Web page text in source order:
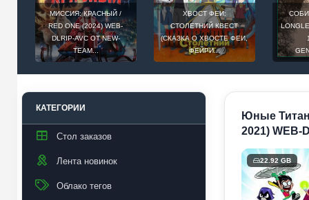
МИССИЯ: КРАСНЫЙ /
RED ONE (2024) WEB-
DLRIP-AVC ОТ NEW-
TEAM...
ХВОСТ ФЕИ:
СТОЛЕТНИЙ КВЕСТ
(СКАЗКА О ХВОСТЕ ФЕИ,
ФЕЙРИ...
КАТЕГОРИИ
Стол заказов
Лента новинок
Облако тегов
Юные
2021) WEB-
22.92 GB